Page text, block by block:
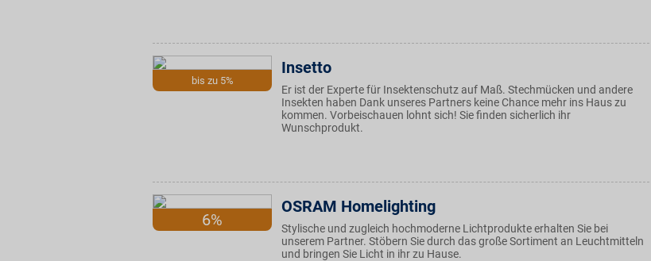
bis zu 5%
Insetto
Er ist der Experte für Insektenschutz auf Maß. Stechmücken und andere
Insekten haben Dank unseres Partners keine Chance mehr ins Haus zu
kommen. Vorbeischauen lohnt sich! Sie finden sicherlich ihr
Wunschprodukt.
6%
OSRAM Homelighting
Stylische und zugleich hochmoderne Lichtprodukte erhalten Sie bei
unserem Partner. Stöbern Sie durch das große Sortiment an Leuchtmitteln
und bringen Sie Licht in ihr zu Hause.